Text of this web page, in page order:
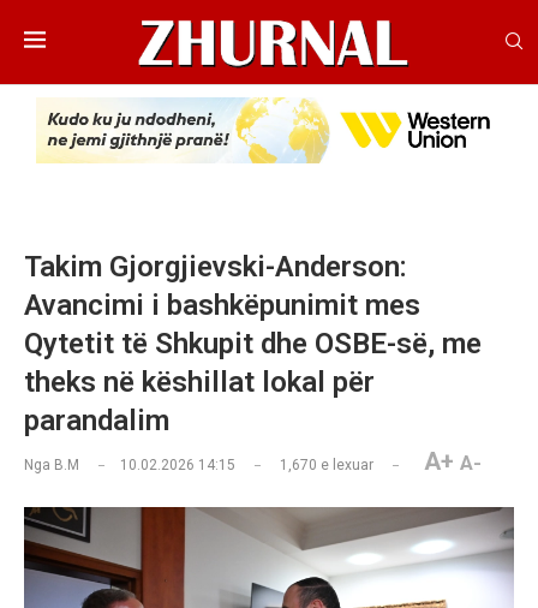
Takim Gjorgjievski-Anderson:
Avancimi i bashkëpunimit mes
Qytetit të Shkupit dhe OSBE-së, me
theks në këshillat lokal për
parandalim
Nga B.M 10.02.2026 14:15 1,670 e lexuar A+ A-